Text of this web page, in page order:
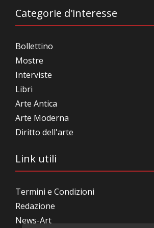
Categorie d'interesse
Bollettino
Mostre
Interviste
Libri
Arte Antica
Arte Moderna
Diritto dell'arte
Link utili
Termini e Condizioni
Redazione
News-Art